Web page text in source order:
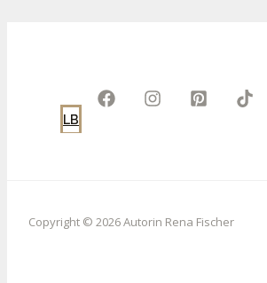
LB
Copyright © 2026 Autorin Rena Fischer